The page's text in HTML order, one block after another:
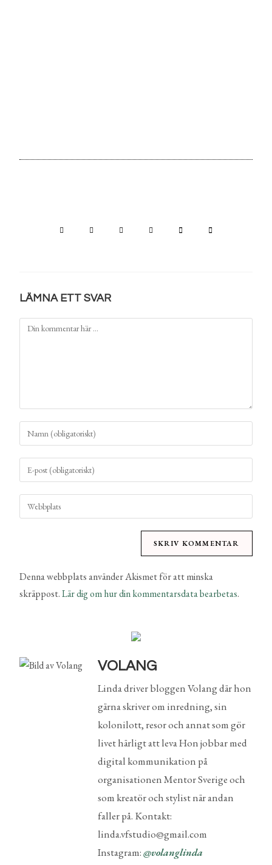
LÄMNA ETT SVAR
Denna webbplats använder Akismet för att minska
skräppost.Lär dig om hur din kommentarsdata bearbetas.
VOLANG
Linda driver bloggen Volang där hon
gärna skriver om inredning, sin
kolonilott, resor och annat som gör
livet härligt att leva Hon jobbar med
digital kommunikation på
organisationen Mentor Sverige och
som kreatör och stylist när andan
faller på. Kontakt:
linda.vfstudio@gmail.com
Instagram:@volanglinda